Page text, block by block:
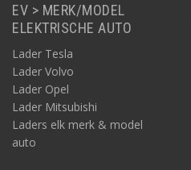
EV > MERK/MODEL
ELEKTRISCHE AUTO
Lader Tesla
Lader Volvo
Lader Opel
Lader Mitsubishi
Laders elk merk & model
auto